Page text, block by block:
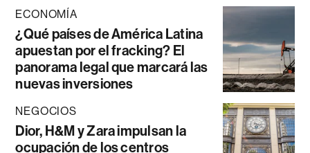
ECONOMÍA
¿Qué países de América Latina
apuestan por el fracking? El
panorama legal que marcará las
nuevas inversiones
NEGOCIOS
Dior, H&M y Zara impulsan la
ocupación de los centros